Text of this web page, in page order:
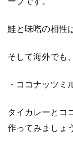
鮭と味噌の相性
そして海外でも
・ココナッツミ
タイカレーとコ
作ってみましょ